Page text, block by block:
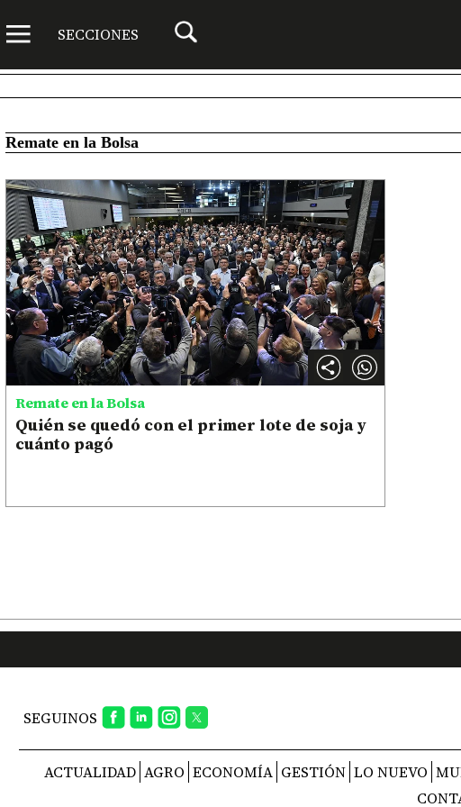
SECCIONES
Remate en la Bolsa
Remate en la Bolsa
Quién se quedó con el primer lote de soja y
cuánto pagó
SEGUINOS
ACTUALIDAD AGRO ECONOMÍA GESTIÓN LO NUEVO